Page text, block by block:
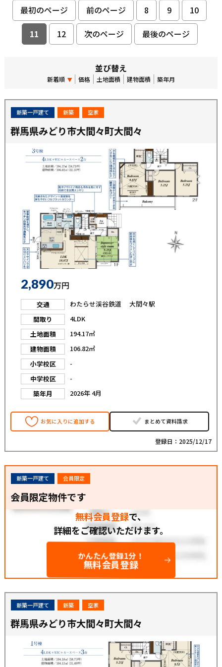
最初のページ
前のページ 8 9
10
11
12 次のページ 最後のページ
並び替え
新着順 価格 土地面積 建物面積 築年月
新築一戸建て 新築 空家
群馬県みどり市大間々町大間々
2,890万円
交通
わたらせ渓谷鉄道 大間々駅
間取り
4LDK
土地面積
194.17㎡
建物面積
106.82㎡
小学校区
-
中学校区
-
築年月
2026年 4月
お気に入りに追加する まとめて資料請求
登録日：2025/12/17
新築一戸建て 会員限定
会員限定物件です
無料会員登録で、
詳細をご確認いただけます。
かんたん登録1分！
無料会員登録
新築一戸建て 新築 空家
群馬県みどり市大間々町大間々